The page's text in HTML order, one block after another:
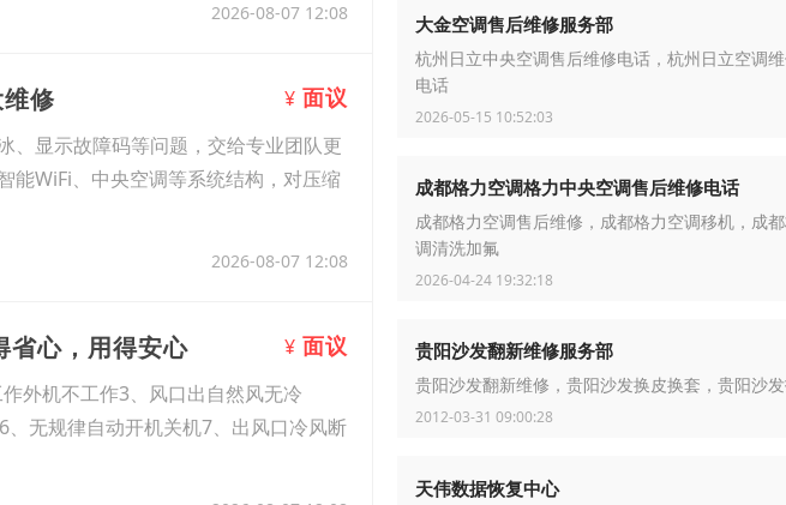
2026-08-07 12:08
修 ¥ 面议
、显示故障码等问题，交给专业团队更
能WiFi、中央空调等系统结构，对压缩
2026-08-07 12:08
省心，用得安心 ¥ 面议
机不工作3、风口出自然风无冷
规律自动开机关机7、出风口冷风断
大金空调售后维修服务部
杭州日立中央空调售后维修电话，杭州日立空调
电话
2026-05-15 10:52:03
成都格力空调格力中央空调售后维修电话
成都格力空调售后维修，成都格力空调移机，成
调清洗加氟
2026-04-24 19:32:18
贵阳沙发翻新维修服务部
贵阳沙发翻新维修，贵阳沙发换皮换套，贵阳沙
2012-03-31 09:00:28
天伟数据恢复中心